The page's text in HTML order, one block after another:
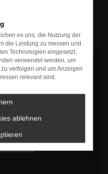
18:00 Uhr
17:30 Uhr
zu laden. Dabei
werden. Wenn Sie damit
es uns, die Nutzung der
die Leistung zu messen und
Technologien eingesetzt,
verwendet werden, um
verfolgen und um Anzeigen
relevant sind.
ablehnen